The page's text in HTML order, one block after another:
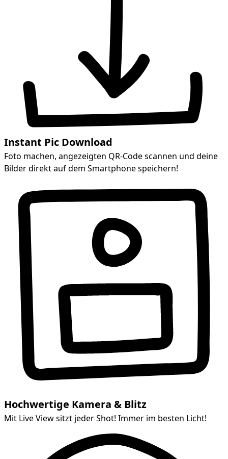
Instant Pic Download
Foto machen, angezeigten QR-Code scannen und deine
Bilder direkt auf dem Smartphone speichern!
Hochwertige Kamera & Blitz
Mit Live View sitzt jeder Shot! Immer im besten Licht!